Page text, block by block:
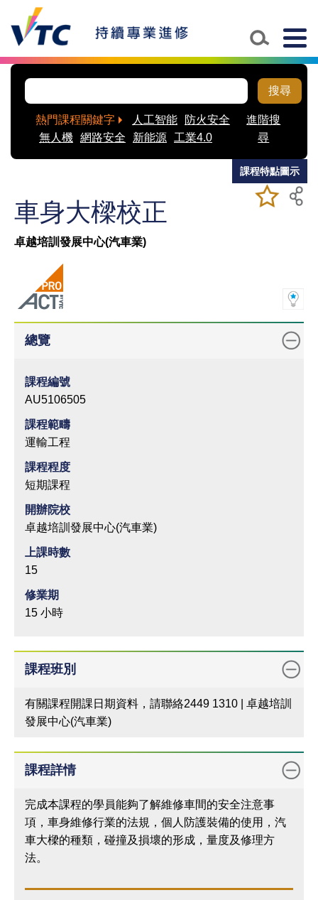
Skip to main content
搜尋
熱門課程關鍵字 人工智能
防火安全
無人機 網路安全 新能源 工業4.0
進階搜
尋
加入/移除
我喜愛的
儲存課程
車身大樑校正
卓越培訓發展中心(汽車業)
總覽
課程編號
AU5106505
課程範疇
運輸工程
課程程度
短期課程
開辦院校
卓越培訓發展中心(汽車業)
上課時數
15
修業期
15 小時
課程班別
有關課程開課日期資料，請聯絡2449 1310 | 卓越培訓
發展中心(汽車業)
課程詳情
完成本課程的學員能夠了解維修車間的安全注意事
項，車身維修行業的法規，個人防護裝備的使用，汽
車大樑的種類，碰撞及損壞的形成，量度及修理方
法。
課程特點圖示